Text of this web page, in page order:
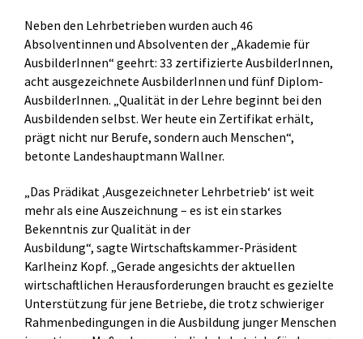
Neben den Lehrbetrieben wurden auch 46
Absolventinnen und Absolventen der „Akademie für
AusbilderInnen“ geehrt: 33 zertifizierte AusbilderInnen,
acht ausgezeichnete AusbilderInnen und fünf Diplom-
AusbilderInnen. „Qualität in der Lehre beginnt bei den
Ausbildenden selbst. Wer heute ein Zertifikat erhält,
prägt nicht nur Berufe, sondern auch Menschen“,
betonte Landeshauptmann Wallner.
„Das Prädikat ‚Ausgezeichneter Lehrbetrieb‘ ist weit
mehr als eine Auszeichnung – es ist ein starkes
Bekenntnis zur Qualität in der
Ausbildung“, sagte Wirtschaftskammer-Präsident
Karlheinz Kopf. „Gerade angesichts der aktuellen
wirtschaftlichen Herausforderungen braucht es gezielte
Unterstützung für jene Betriebe, die trotz schwieriger
Rahmenbedingungen in die Ausbildung junger Menschen